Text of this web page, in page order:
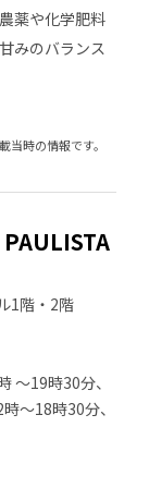
薬や化学肥料
みのバランス
当時の情報です。
1階・2階
～19時30分、
～18時30分、